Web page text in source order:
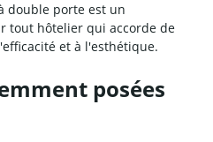
double porte est un
tout hôtelier qui accorde de
et à l'esthétique.
posées